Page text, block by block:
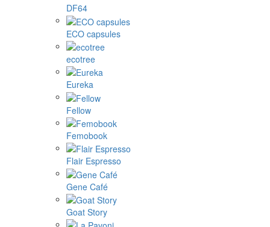
DF64
ECO capsules
ecotree
Eureka
Fellow
Femobook
Flair Espresso
Gene Café
Goat Story